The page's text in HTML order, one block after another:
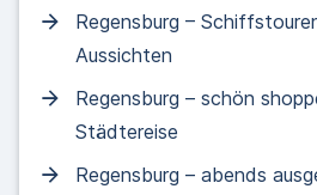
Regensburg –
Aussichten
Regensburg – schön
Städtereise
Regensburg – abends